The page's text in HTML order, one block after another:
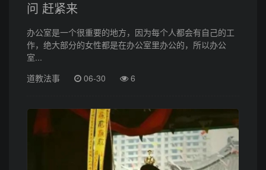
问 赶紧来
办公室是一个很重要的地方，因为每个人都会有自己的工
作，绝大部分的女性都是在办公室里办公的，所以办公
室...
道教法事
06-30 6